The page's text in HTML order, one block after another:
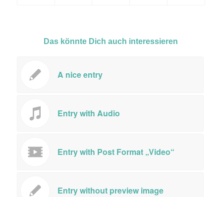
Das könnte Dich auch interessieren
A nice entry
Entry with Audio
Entry with Post Format „Video“
Entry without preview image